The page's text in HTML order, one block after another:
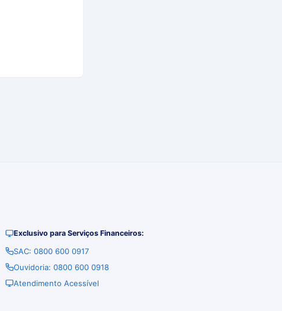
Exclusivo para Serviços Financeiros:
SAC: 0800 600 0917
Ouvidoria: 0800 600 0918
Atendimento Acessível